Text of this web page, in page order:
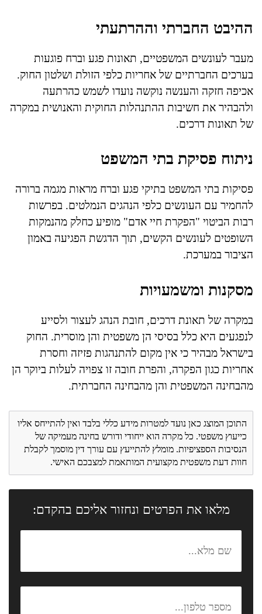
ההיבט החברתי וההרתעתי
מעבר לעונשים המשפטיים, תאונות פגע וברח פוגעות
בערכים החברתיים של אחריות כלפי הזולת ושלטון החוק.
אכיפה חזקה והענשה נוקשה נועדו לשמש כהרתעה
ולהבהיר את חשיבות ההתנהלות החוקית והאנושית במקרה
של תאונות דרכים.
ניתוח פסיקת בתי המשפט
פסיקות בתי המשפט בתיקי פגע וברח מראות מגמה ברורה
להחמיר עם העונשים כלפי הנהגים הנמלטים. בפרשות
רבות הביטוי "הפקרת חיי אדם" מופיע כחלק מהנמקות
השופטים לעונשים הקשים, תוך הדגשת הפגיעה באמון
הציבור במערכת.
מסקנות ומשמעויות
במקרה של תאונת דרכים, חובת הנהג לעצור ולסייע
לנפגעים היא כלל בסיסי הן משפטית והן מוסרית. החוק
בישראל מבהיר כי אין מקום להתנהגות פזיזה וחסרת
אחריות כגון הפקרה, והפרת חובה זו צפויה לעלות ביוקר הן
מהבחינה המשפטית והן מהבחינה החברתית.
התוכן המוצג כאן נועד למטרות מידע כללי בלבד ואין להתייחס אליו
כייעוץ משפטי. כל מקרה הוא ייחודי ודורש בחינה מעמיקה של
הנסיבות הספציפיות. מומלץ להתייעץ עם עורך דין מוסמך לקבלת
חוות דעת משפטית מקצועית המותאמת למצבכם האישי.
מלאו את הפרטים ונחזור אליכם בהקדם: